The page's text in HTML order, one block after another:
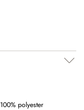
100% polyester